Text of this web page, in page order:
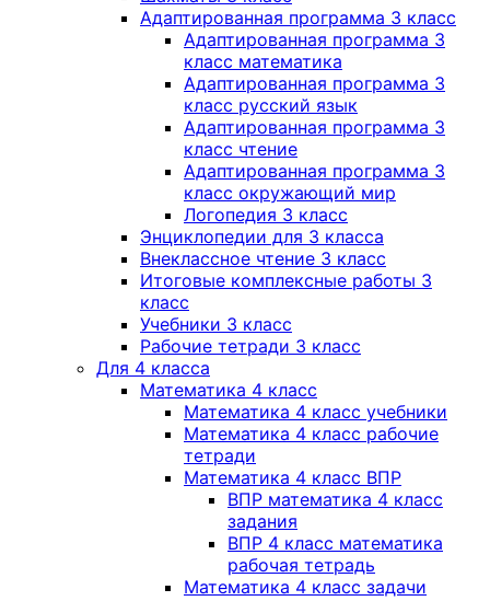
Адаптированная программа 3 класс
Адаптированная программа 3
класс математика
Адаптированная программа 3
класс русский язык
Адаптированная программа 3
класс чтение
Адаптированная программа 3
класс окружающий мир
Логопедия 3 класс
Энциклопедии для 3 класса
Внеклассное чтение 3 класс
Итоговые комплексные работы 3
класс
Учебники 3 класс
Рабочие тетради 3 класс
Для 4 класса
Математика 4 класс
Математика 4 класс учебники
Математика 4 класс рабочие
тетради
Математика 4 класс ВПР
ВПР математика 4 класс
задания
ВПР 4 класс математика
рабочая тетрадь
Математика 4 класс задачи